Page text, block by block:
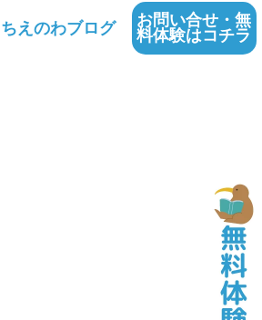
ちえのわブログ
お問い合せ・無
料体験はコチラ